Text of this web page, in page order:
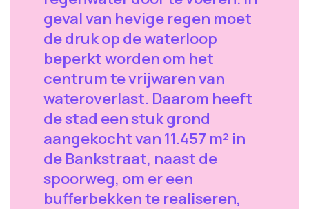
geval van hevige regen moet
de druk op de waterloop
beperkt worden om het
centrum te vrijwaren van
wateroverlast. Daarom heeft
de stad een stuk grond
aangekocht van 11.457 m² in
de Bankstraat, naast de
spoorweg, om er een
bufferbekken te realiseren,